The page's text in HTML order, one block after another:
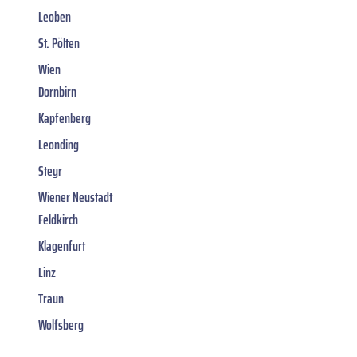
Leoben
St. Pölten
Wien
Dornbirn
Kapfenberg
Leonding
Steyr
Wiener Neustadt
Feldkirch
Klagenfurt
Linz
Traun
Wolfsberg